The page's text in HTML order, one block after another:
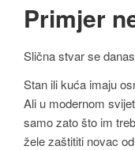
Primjer
Slična stvar se
Stan ili kuća imaju
Ali u modernom
samo zato što im
žele zaštititi novac